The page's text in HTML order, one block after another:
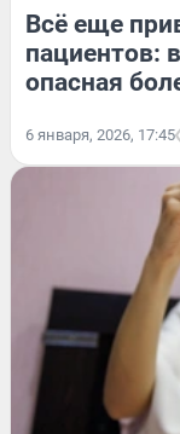
Всё еще
пациентов:
опасная
6 января, 2026, 17:45